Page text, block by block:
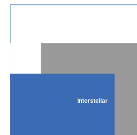
Interstellar